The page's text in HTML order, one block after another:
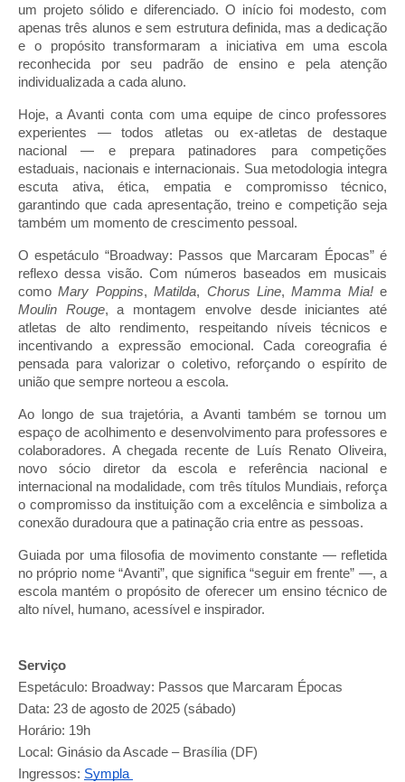
um projeto sólido e diferenciado. O início foi modesto, com
apenas três alunos e sem estrutura definida, mas a dedicação
e o propósito transformaram a iniciativa em uma escola
reconhecida por seu padrão de ensino e pela atenção
individualizada a cada aluno.
Hoje, a Avanti conta com uma equipe de cinco professores
experientes — todos atletas ou ex-atletas de destaque
nacional — e prepara patinadores para competições
estaduais, nacionais e internacionais. Sua metodologia integra
escuta ativa, ética, empatia e compromisso técnico,
garantindo que cada apresentação, treino e competição seja
também um momento de crescimento pessoal.
O espetáculo “Broadway: Passos que Marcaram Épocas” é
reflexo dessa visão. Com números baseados em musicais
comoMary Poppins,Matilda, Chorus Line,Mamma Mia!e
Moulin Rouge, a montagem envolve desde iniciantes até
atletas de alto rendimento, respeitando níveis técnicos e
incentivando a expressão emocional. Cada coreografia é
pensada para valorizar o coletivo, reforçando o espírito de
união que sempre norteou a escola.
Ao longo de sua trajetória, a Avanti também se tornou um
espaço de acolhimento e desenvolvimento para professores e
colaboradores. A chegada recente de Luís Renato Oliveira,
novo sócio diretor da escola e referência nacional e
internacional na modalidade, com três títulos Mundiais, reforça
o compromisso da instituição com a excelência e simboliza a
conexão duradoura que a patinação cria entre as pessoas.
Guiada por uma filosofia de movimento constante — refletida
no próprio nome “Avanti”, que significa “seguir em frente” —, a
escola mantém o propósito de oferecer um ensino técnico de
alto nível, humano, acessível e inspirador.
Serviço
Espetáculo: Broadway: Passos que Marcaram Épocas
Data: 23 de agosto de 2025 (sábado)
Horário: 19h
Local: Ginásio da Ascade – Brasília (DF)
Ingressos: Sympla